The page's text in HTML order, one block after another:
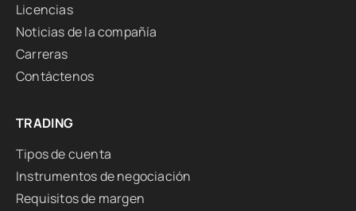
Licencias
Noticias de la compañía
Carreras
Contáctenos
TRADING
Tipos de cuenta
Instrumentos de negociación
Requisitos de margen